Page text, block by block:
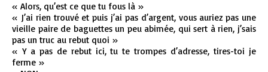
« Alors, qu’est ce que tu fous là »
« J’ai rien trouvé et puis j’ai pas d’argent, vous auriez pas une
vieille paire de baguettes un peu abimée, qui sert à rien, j’sais
pas un truc au rebut quoi »
« Y a pas de rebut ici, tu te trompes d’adresse, tires-toi je
ferme »